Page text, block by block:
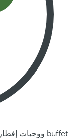
buffet ووجبات إفطار صحية